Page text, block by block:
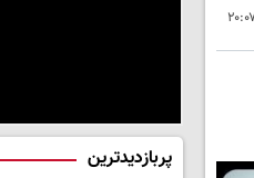
پربازدیدترین